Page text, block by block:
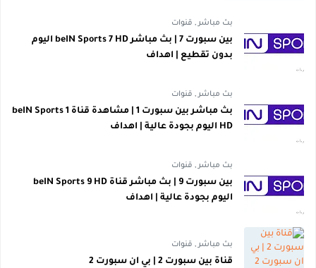
بث مباشر, قنوات
بين سبورت 7 | بث مباشر beIN Sports 7 HD اليوم
بدون تقطيع | اهداف
بث مباشر, قنوات
بث مباشر بين سبورت 1 | مشاهدة قناة beIN Sports 1
HD اليوم بجودة عالية | اهداف
بث مباشر, قنوات
بين سبورت 9 | بث مباشر قناة beIN Sports 9 HD
اليوم بجودة عالية | اهداف
بث مباشر, قنوات
قناة بين سبورت 2 | بي ان سبورت 2